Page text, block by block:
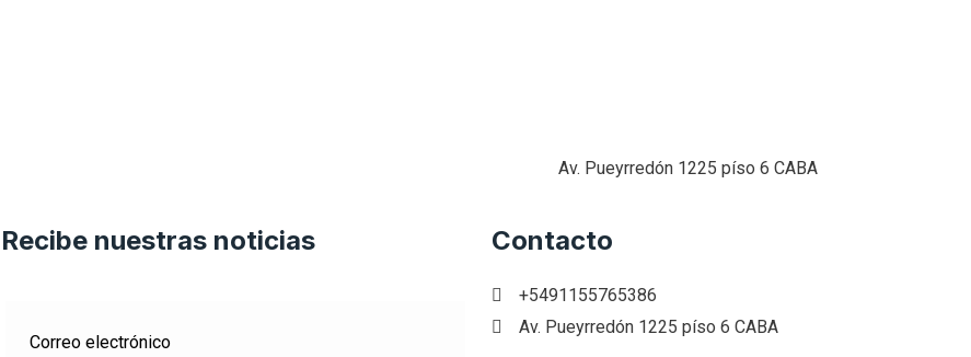
Av. Pueyrredón 1225 píso 6 CABA
Recibe nuestras noticias
Correo electrónico
Contacto
+5491155765386
Av. Pueyrredón 1225 píso 6 CABA